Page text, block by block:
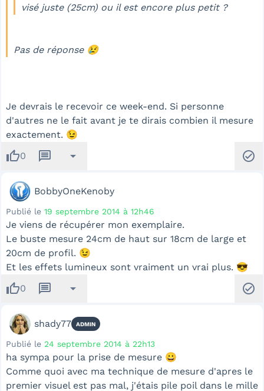
visé juste (25cm) ou il est encore plus petit ?
Pas de réponse 😢
Je devrais le recevoir ce week-end. Si personne
d'autres ne le fait avant je te dirais combien il mesure
exactement. 😉
thumb_up0 message arrow_drop_down check_circle
BobbyOneKenoby
Publié le 19 septembre 2014 à 12h46
Je viens de récupérer mon exemplaire.
Le buste mesure 24cm de haut sur 18cm de large et
20cm de profil. 😉
Et les effets lumineux sont vraiment un vrai plus. 😎
thumb_up0 message arrow_drop_down check_circle
shady77 ADMIN
Publié le 24 septembre 2014 à 22h13
ha sympa pour la prise de mesure 😀
Comme quoi avec ma technique de mesure d'apres le
premier visuel est pas mal, j'étais pile poil dans le mille